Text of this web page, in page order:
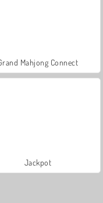
Mahjong Connect
Jackpot